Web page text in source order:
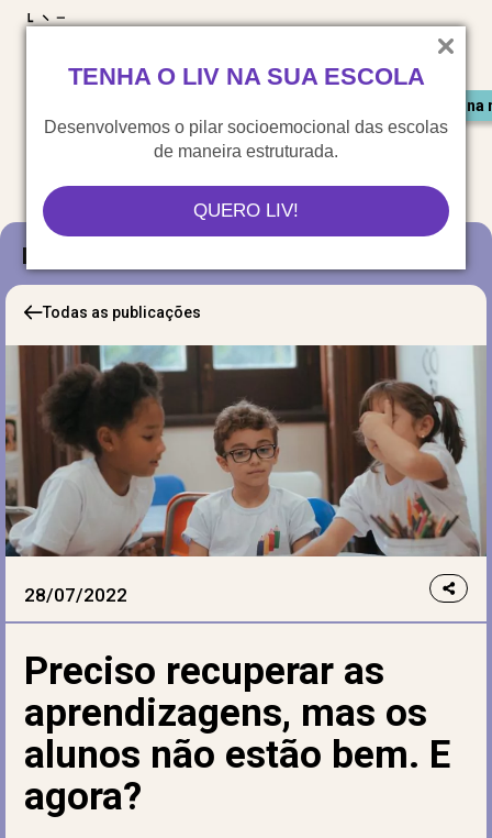
TENHA O LIV NA SUA ESCOLA
Desenvolvemos o pilar socioemocional das escolas
de maneira estruturada.
QUERO LIV!
Saiu
Blog
Todas as publicações
28/07/2022
Preciso recuperar as
aprendizagens, mas os
alunos não estão bem. E
agora?